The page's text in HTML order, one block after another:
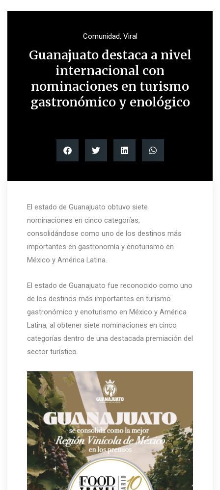
Comunidad, Viral
Guanajuato destaca a nivel
internacional con
nominaciones en turismo
gastronómico y enológico
El estado de Guanajuato obtuvo siete
nominaciones en cinco categorías,
consolidándose como uno de los destinos más
importantes en gastronomía y enoturismo en
México y América Latina.
El estado de Guanajuato fue reconocido como uno
de los destinos más importantes en turismo
gastronómico y enoturismo en México y América
Latina, al obtener siete nominaciones en cinco
categorías dentro de una destacada premiación del
sector turístico.